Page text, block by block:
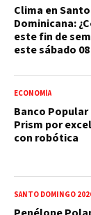
Clima en
Dominicana:
este fin de
este sábado
ECONOMÍA
Banco Popular
Prism por
con robótica
SANTO DOMINGO